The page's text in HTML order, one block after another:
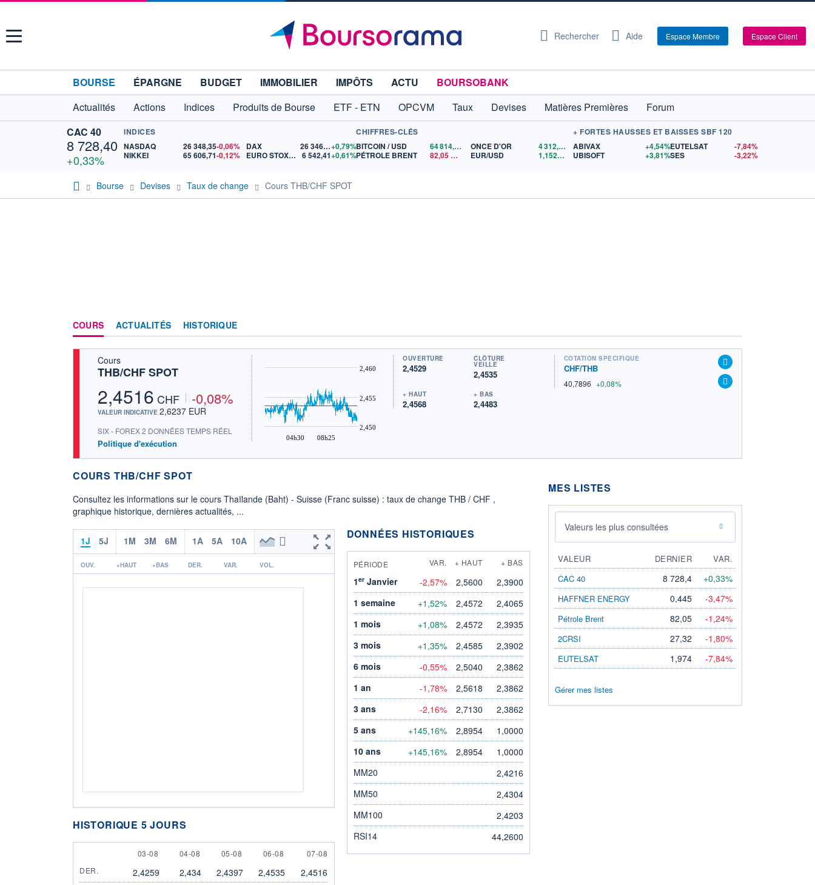
Menu Rechercher Aide Espace Membre Espace Client
BOURSE ÉPARGNE BUDGET IMMOBILIER IMPÔTS ACTU
BOURSOBANK
Actualités
Actions Indices Produits de Bourse ETF - ETN OPCVM Taux Devises Matières Premières
Forum
CAC 40
8 728,40
+0,33%
INDICES
NASDAQ
26 348,35-0,06%
NIKKEI
65 606,71-0,12%
DAX 26 346,70+0,79%
EURO STOXX 50
6 542,41+0,61%
CHIFFRES-CLÉS
BITCOIN / USD
64 814,36
$US
PÉTROLE BRENT
82,05
ONCE D'OR 4 312,90
$US
EUR/USD
1,1528$US
+ FORTES HAUSSES ET BAISSES SBF 120
ABIVAX
+4,54%
UBISOFT
+3,81%
EUTELSAT
-7,84%
SES
-3,22%
Bourse Devises Taux de change Cours THB/CHF SPOT
COURS ACTUALITÉS HISTORIQUE
Cours
THB/CHF SPOT
2,4516 CHF -0,08%
VALEUR INDICATIVE 2,6237 EUR
SIX - FOREX 2 DONNÉES TEMPS RÉEL
Politique d'exécution
04h30 08h25
2,450
2,455
2,460
OUVERTURE
2,4529
CLÔTURE
VEILLE
2,4535
+ HAUT
2,4568
+ BAS
2,4483
COTATION SPÉCIFIQUE
CHF/THB
40,7896 +0,08%
COURS THB/CHF SPOT
Consultez les informations sur le cours Thaïlande (Baht) - Suisse (Franc suisse) : taux de change THB / CHF ,
graphique historique, dernières actualités, ...
1J 5J 1M 3M 6M 1A 5A 10A
OUV. +HAUT +BAS DER. VAR. VOL.
HISTORIQUE 5 JOURS
3 AUGUST
03-08 4 AUGUST
04-08 5 AUGUST
05-08 6 AUGUST
06-08 7 AUGUST
07-08
DER.
2,4259 2,434 2,4397 2,4535 2,4516
DONNÉES HISTORIQUES
PÉRIODE VAR. + HAUT + BAS
1erJanvier -2,57% 2,5600
2,3900
1 semaine
+1,52% 2,4572
2,4065
1 mois
+1,08% 2,4572
2,3935
3 mois
+1,35% 2,4585
2,3902
6 mois
-0,55% 2,5040
2,3862
1 an
-1,78% 2,5618
2,3862
3 ans
-2,16% 2,7130
2,3862
5 ans
+145,16% 2,8954
1,0000
10 ans
+145,16% 2,8954
1,0000
MM20
2,4216
MM50
2,4304
MM100
2,4203
RSI14
44,2600
MES LISTES
Valeurs les plus consultées
VALEUR DERNIER
VAR.
CAC 40
8 728,4 +0,33%
HAFFNER ENERGY 0,445 -3,47%
Pétrole Brent 82,05 -1,24%
2CRSI 27,32 -1,80%
EUTELSAT 1,974 -7,84%
Gérer mes listes